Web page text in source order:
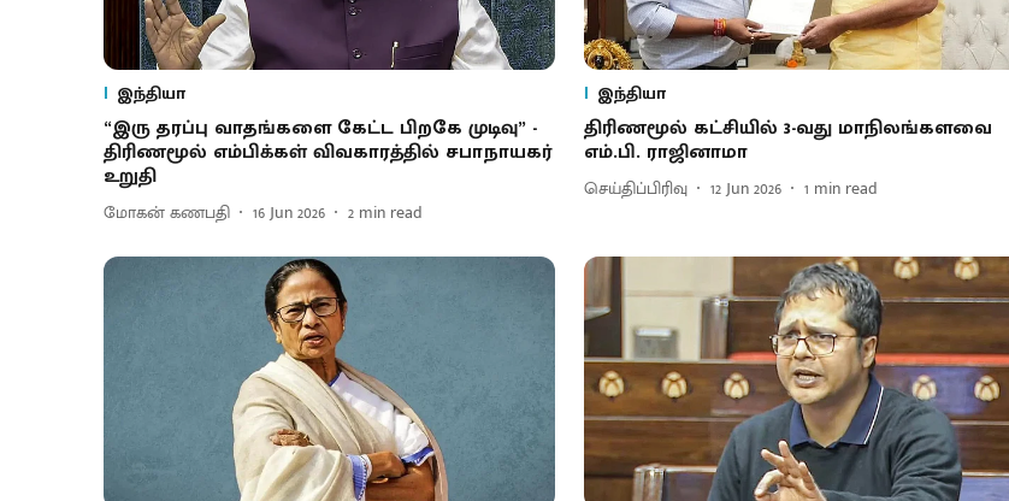
இந்தியா
“இரு தரப்பு வாதங்களை கேட்ட பிறகே முடிவு” -
திரிணமூல் எம்பிக்கள் விவகாரத்தில் சபாநாயகர்
உறுதி
மோகன் கணபதி 16 Jun 2026 2 min read
இந்தியா
திரிணமூல் கட்சியில் 3-வது மாநிலங்களவை
எம்.பி. ராஜினாமா
செய்திப்பிரிவு 12 Jun 2026 1 min read